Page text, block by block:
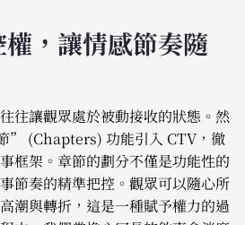
，讓情感節奏隨
往讓觀眾處於被動接收的狀態。然
” (Chapters) 功能引入 CTV，徹
框架。章節的劃分不僅是功能性的
節奏的精準把控。觀眾可以隨心所
潮與轉折，這是一種賦予權力的過